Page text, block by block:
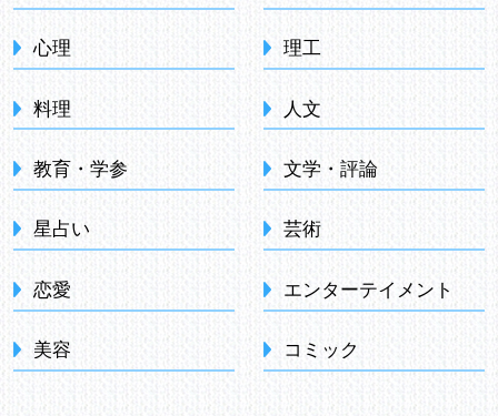
心理
料理
教育・学参
星占い
恋愛
美容
理工
人文
文学・評論
芸術
エンターテイメント
コミック